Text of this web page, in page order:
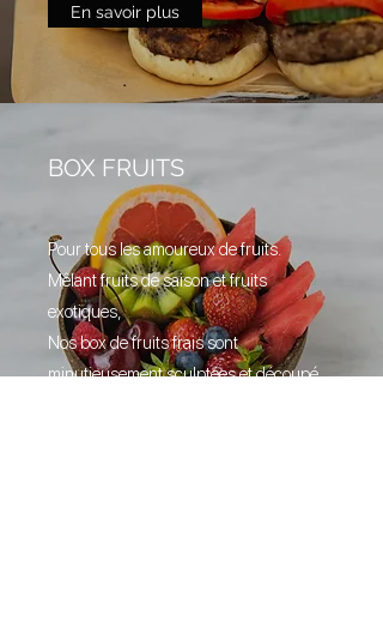
En savoir plus
BOX FRUITS
Pour tous les amoureux de fruits.
Mêlant fruits de saison et fruits
exotiques,
Nos box de fruits frais sont
minutieusement sculptées et découpé